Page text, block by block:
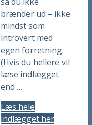
brænder ud – ikke
mindst som
introvert med
egen forretning.
(Hvis du hellere vil
læse indlægget
end …
Læs hele
indlægget her